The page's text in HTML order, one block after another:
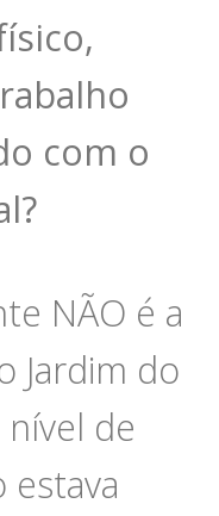
com o
NÃO é a
Jardim do
nível de
estava